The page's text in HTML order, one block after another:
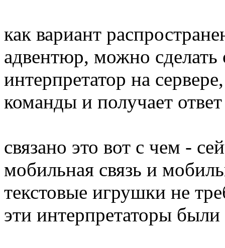
как вариант
адвентюр, можно сделать
интерпретатор на
команды и получает
связано это вот с чем -
мобильная связь и
текстовые игрушки не
эти интерпретаторы